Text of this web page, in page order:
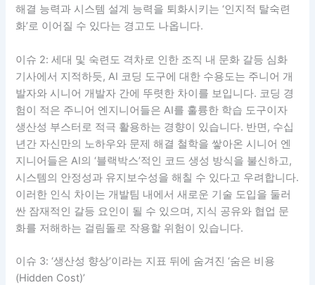
해결 능력과 시스템 설계 능력을 퇴화시키는 ‘인지적 탈숙련
화’로 이어질 수 있다는 경고도 나옵니다.
이슈 2: 세대 및 숙련도 격차로 인한 조직 내 문화 갈등 심화
기사에서 지적하듯, AI 코딩 도구에 대한 수용도는 주니어 개
발자와 시니어 개발자 간에 뚜렷한 차이를 보입니다. 코딩 경
험이 적은 주니어 엔지니어들은 AI를 훌륭한 학습 도구이자
생산성 부스터로 적극 활용하는 경향이 있습니다. 반면, 수십
년간 자신만의 노하우와 문제 해결 철학을 쌓아온 시니어 엔
지니어들은 AI의 ‘블랙박스’적인 코드 생성 방식을 불신하고,
시스템의 안정성과 유지보수성을 해칠 수 있다고 우려합니다.
이러한 인식 차이는 개발팀 내에서 새로운 기술 도입을 둘러
싼 잠재적인 갈등 요인이 될 수 있으며, 지식 공유와 협업 문
화를 저해하는 걸림돌로 작용할 위험이 있습니다.
이슈 3: ‘생산성 향상’이라는 지표 뒤에 숨겨진 ‘숨은 비용
(Hidden Cost)’